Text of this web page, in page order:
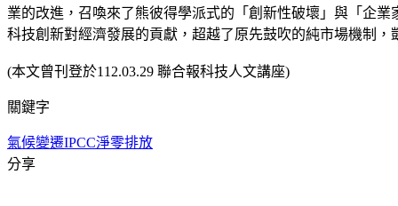
業的改進，召喚來了熊彼得學派式的「創新性破壞」與「企
科技創新對經濟發展的貢獻，超越了原先鼓吹的純市場機制
(本文曾刊登於112.03.29 聯合報科技人文講座)
關鍵字
氣候變遷IPCC淨零排放
分享